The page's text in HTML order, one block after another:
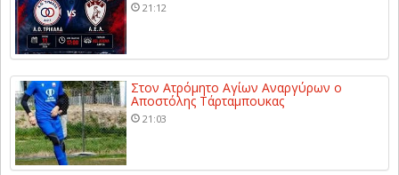
21:12
Στον Ατρόμητο Αγίων Αναργύρων ο
Αποστόλης Τάρταμπουκας
21:03